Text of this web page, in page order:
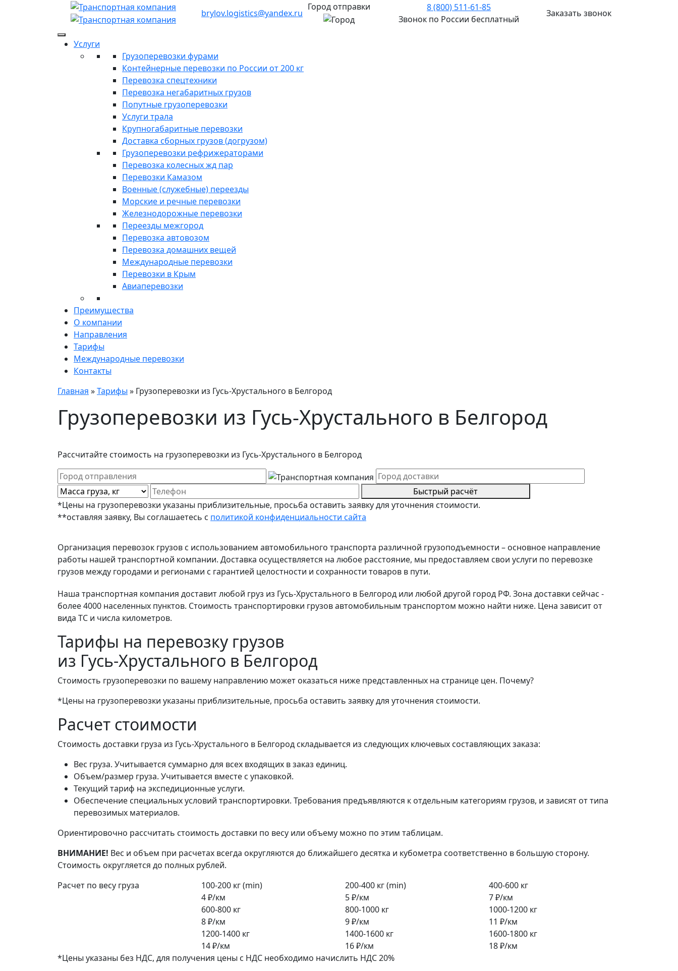
brylov.logistics@yandex.ru
Город отправки
8 (800) 511-61-85
Звонок по России бесплатный
Заказать звонок
Услуги
Грузоперевозки фурами
Контейнерные перевозки по России от 200 кг
Перевозка спецтехники
Перевозка негабаритных грузов
Попутные грузоперевозки
Услуги трала
Крупногабаритные перевозки
Доставка сборных грузов (догрузом)
Грузоперевозки рефрижераторами
Перевозка колесных жд пар
Перевозки Камазом
Военные (служебные) переезды
Морские и речные перевозки
Железнодорожные перевозки
Переезды межгород
Перевозка автовозом
Перевозка домашних вещей
Международные перевозки
Перевозки в Крым
Авиаперевозки
Преимущества
О компании
Направления
Тарифы
Международные перевозки
Контакты
Главная »Тарифы » Грузоперевозки из Гусь-Хрустального в Белгород
Грузоперевозки из Гусь-Хрустального в Белгород
Рассчитайте стоимость на грузоперевозки из Гусь-Хрустального в Белгород
Быстрый расчёт
*Цены на грузоперевозки указаны приблизительные, просьба оставить заявку для уточнения стоимости.
**оставляя заявку, Вы соглашаетесь с политикой конфиденциальности сайта
Организация перевозок грузов с использованием автомобильного транспорта различной грузоподъемности – основное направление
работы нашей транспортной компании. Доставка осуществляется на любое расстояние, мы предоставляем свои услуги по перевозке
грузов между городами и регионами с гарантией целостности и сохранности товаров в пути.
Наша транспортная компания доставит любой груз из Гусь-Хрустального в Белгород или любой другой город РФ. Зона доставки сейчас -
более 4000 населенных пунктов. Стоимость транспортировки грузов автомобильным транспортом можно найти ниже. Цена зависит от
вида ТС и числа километров.
Тарифы на перевозку грузов
из Гусь-Хрустального в Белгород
Стоимость грузоперевозки по вашему направлению может оказаться ниже представленных на странице цен. Почему?
*Цены на грузоперевозки указаны приблизительные, просьба оставить заявку для уточнения стоимости.
Расчет стоимости
Стоимость доставки груза из Гусь-Хрустального в Белгород складывается из следующих ключевых составляющих заказа:
Вес груза. Учитывается суммарно для всех входящих в заказ единиц.
Объем/размер груза. Учитывается вместе с упаковкой.
Текущий тариф на экспедиционные услуги.
Обеспечение специальных условий транспортировки. Требования предъявляются к отдельным категориям грузов, и зависят от типа
перевозимых материалов.
Ориентировочно рассчитать стоимость доставки по весу или объему можно по этим таблицам.
ВНИМАНИЕ! Вес и объем при расчетах всегда округляются до ближайшего десятка и кубометра соответственно в большую сторону.
Стоимость округляется до полных рублей.
Расчет по весу груза
100-200 кг (min)
4 ₽/км
200-400 кг (min)
5 ₽/км
400-600 кг
7 ₽/км
600-800 кг
8 ₽/км
800-1000 кг
9 ₽/км
1000-1200 кг
11 ₽/км
1200-1400 кг
14 ₽/км
1400-1600 кг
16 ₽/км
1600-1800 кг
18 ₽/км
*Цены указаны без НДС, для получения цены с НДС необходимо начислить НДС 20%